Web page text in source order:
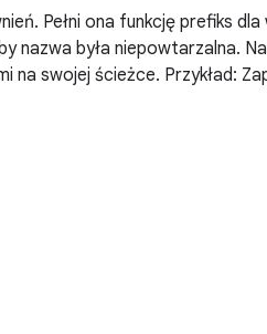
Pełni ona funkcję prefiks
nazwa była niepowtarzalna.
na swojej ścieżce. Przykład: